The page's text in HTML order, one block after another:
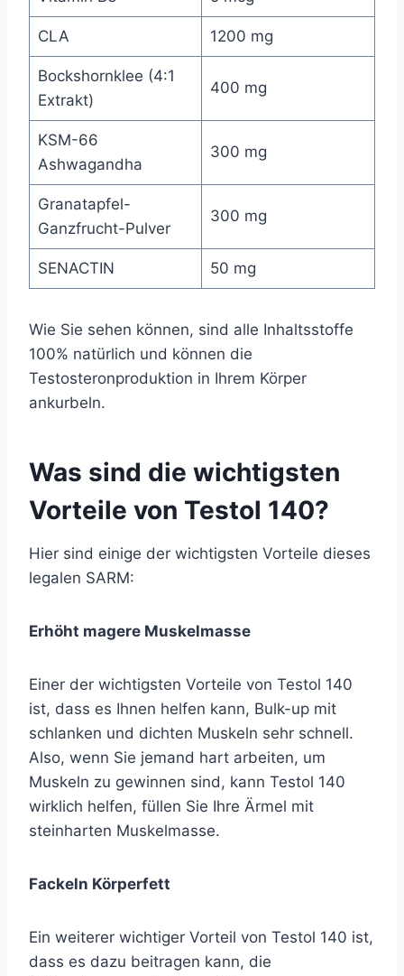
CLA 1200 mg
Bockshornklee (4:1
Extrakt)
400 mg
KSM-66
Ashwagandha
300 mg
Granatapfel-
Ganzfrucht-Pulver
300 mg
SENACTIN 50 mg
Wie Sie sehen können, sind alle Inhaltsstoffe
100% natürlich und können die
Testosteronproduktion in Ihrem Körper
ankurbeln.
Was sind die wichtigsten
Vorteile von Testol 140?
Hier sind einige der wichtigsten Vorteile dieses
legalen SARM:
Erhöht magere Muskelmasse
Einer der wichtigsten Vorteile von Testol 140
ist, dass es Ihnen helfen kann, Bulk-up mit
schlanken und dichten Muskeln sehr schnell.
Also, wenn Sie jemand hart arbeiten, um
Muskeln zu gewinnen sind, kann Testol 140
wirklich helfen, füllen Sie Ihre Ärmel mit
steinharten Muskelmasse.
Fackeln Körperfett
Ein weiterer wichtiger Vorteil von Testol 140 ist,
dass es dazu beitragen kann, die